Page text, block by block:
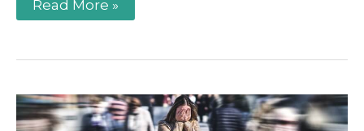
Read More »
Attacchi
di